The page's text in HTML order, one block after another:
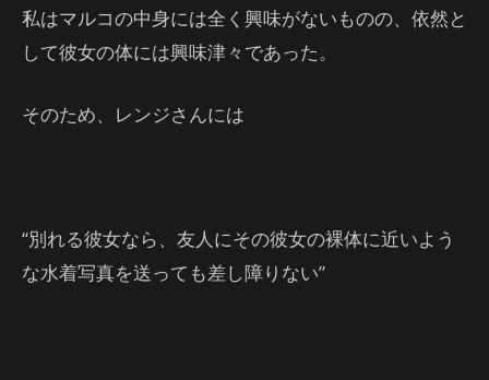
私はマルコの中身には全く興味がないものの、依然と
して彼女の体には興味津々であった。
そのため、レンジさんには
“別れる彼女なら、友人にその彼女の裸体に近いよう
な水着写真を送っても差し障りない”